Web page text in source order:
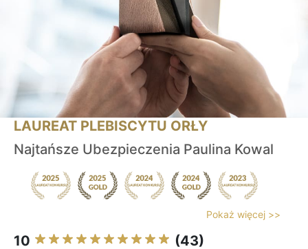
LAUREAT PLEBISCYTU ORŁY
Najtańsze Ubezpieczenia Paulina Kowal
Pokaż więcej >>
10 (43)